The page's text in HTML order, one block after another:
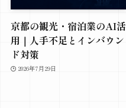
京都の観光・宿泊業のAI活
用｜人手不足とインバウン
ド対策
2026年7月29日